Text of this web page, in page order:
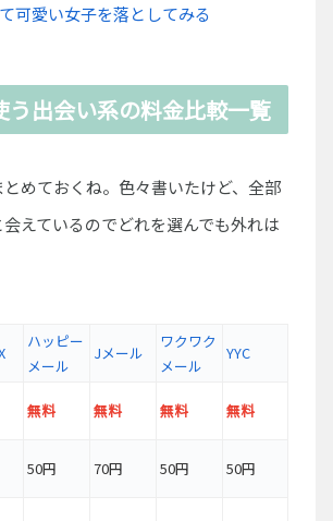
可愛い女子を落としてみる
う出会い系の料金比較一覧
めておくね。色々書いたけど、全部
えているのでどれを選んでも外れは
ハッピー
メール
Jメール
ワクワク
メール
YYC
無料 無料 無料 無料
50円 70円 50円 50円